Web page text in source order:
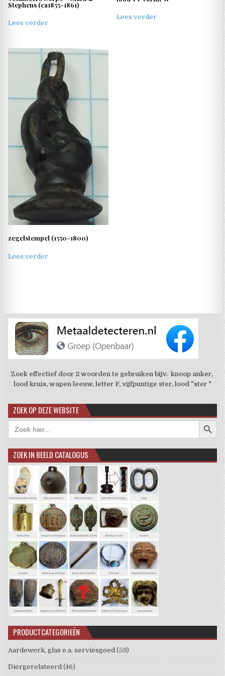
Stephens (ca1855-1861)
Lees verder
Lees verder
zegelstempel (1550-1800)
Lees verder
Zoek effectief door 2 woorden te gebruiken bijv. knoop anker,
lood kruis, wapen leeuw, letter F, vijfpuntige ster, lood "ster "
ZOEK OP DEZE WEBSITE
Zoek
naar:
ZOEK IN BEELD CATALOGUS
PRODUCTCATEGORIEËN
Aardewerk, glas e.a. serviesgoed (59)
Diergerelateerd (46)